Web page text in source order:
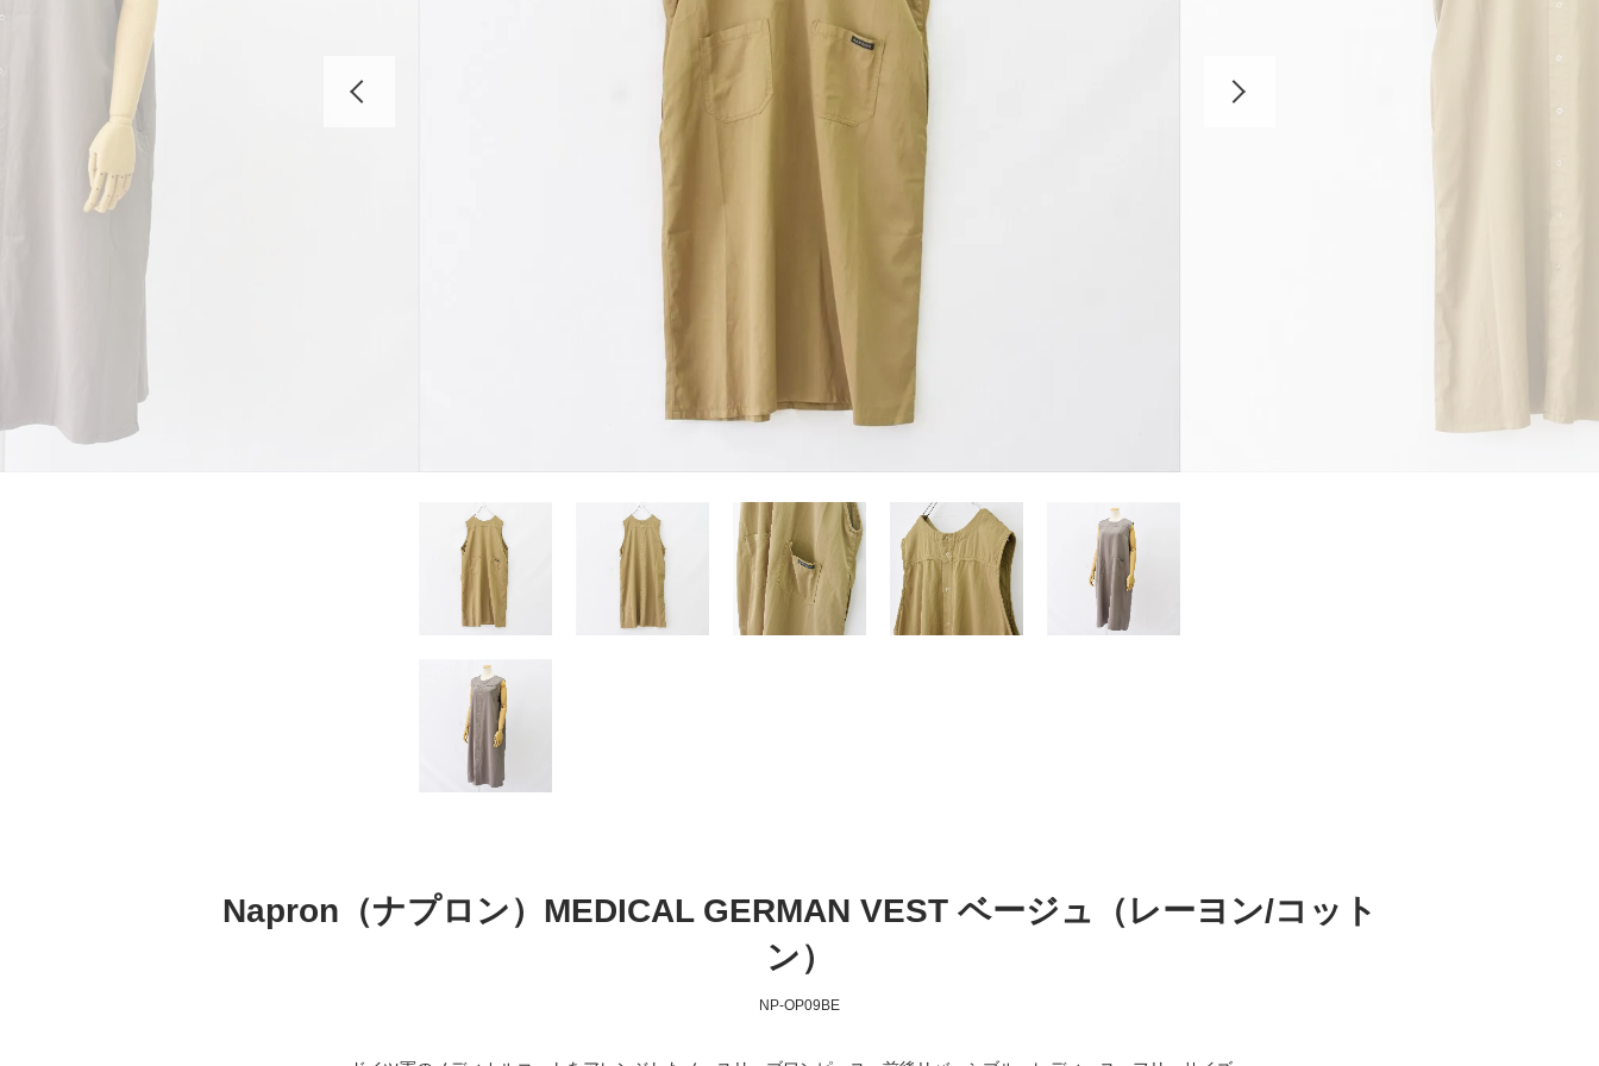
Napron（ナプロン）MEDICAL GERMAN VEST ベージュ（レーヨン/コット
ン）
NP-OP09BE